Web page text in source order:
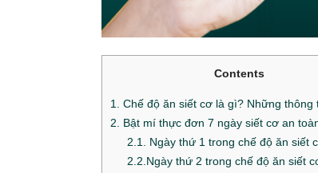
Contents
1. Chế độ ăn siết cơ là gì? Những thông
2. Bật mí thực đơn 7 ngày siết cơ an
2.1. Ngày thứ 1 trong chế độ ăn siết
2.2.Ngày thứ 2 trong chế độ ăn siết